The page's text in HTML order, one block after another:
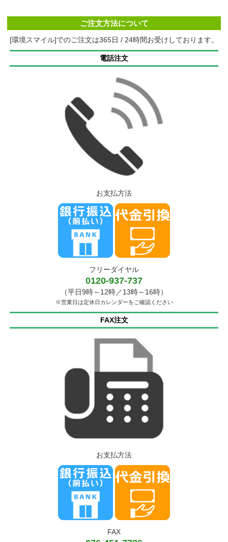
ご注文方法について
[環境スマイル]でのご注文は365日 / 24時間お受けしております。
電話注文
お支払方法
フリーダイヤル
0120-937-737
（平日9時～12時／13時～16時）
※営業日は定休日カレンダーをご確認ください
FAX注文
お支払方法
FAX